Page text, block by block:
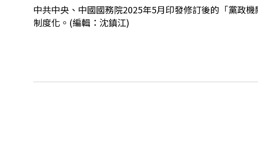
中共中央、中國國務院2025年5月印發修訂後的「黨政
制度化。(編輯：沈鎮江)